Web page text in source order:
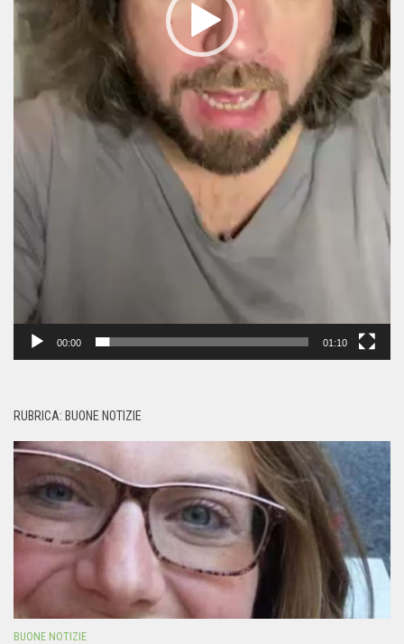
00:00 01:10
RUBRICA: BUONE NOTIZIE
BUONE NOTIZIE